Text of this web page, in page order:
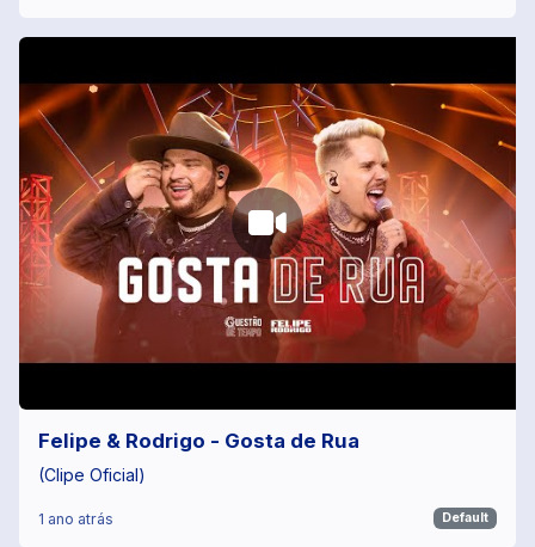
Felipe & Rodrigo - Gosta de Rua
(Clipe Oficial)
1 ano atrás Default